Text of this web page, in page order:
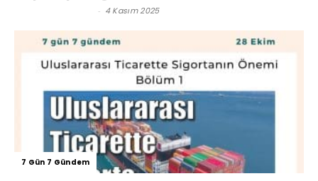
- 4 Kasım 2025
7 Gün 7 Gündem